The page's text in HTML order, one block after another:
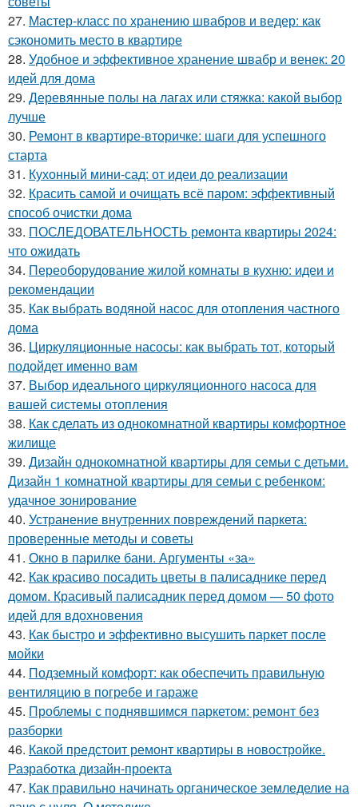
27. Мастер-класс по хранению швабров и ведер: как
сэкономить место в квартире
28. Удобное и эффективное хранение швабр и венек: 20
идей для дома
29. Деревянные полы на лагах или стяжка: какой выбор
лучше
30. Ремонт в квартире-вторичке: шаги для успешного
старта
31. Кухонный мини-сад: от идеи до реализации
32. Красить самой и очищать всё паром: эффективный
способ очистки дома
33. ПОСЛЕДОВАТЕЛЬНОСТЬ ремонта квартиры 2024:
что ожидать
34. Переоборудование жилой комнаты в кухню: идеи и
рекомендации
35. Как выбрать водяной насос для отопления частного
дома
36. Циркуляционные насосы: как выбрать тот, который
подойдет именно вам
37. Выбор идеального циркуляционного насоса для
вашей системы отопления
38. Как сделать из однокомнатной квартиры комфортное
жилище
39. Дизайн однокомнатной квартиры для семьи с детьми.
Дизайн 1 комнатной квартиры для семьи с ребенком:
удачное зонирование
40. Устранение внутренних повреждений паркета:
проверенные методы и советы
41. Окно в парилке бани. Аргументы «за»
42. Как красиво посадить цветы в палисаднике перед
домом. Красивый палисадник перед домом — 50 фото
идей для вдохновения
43. Как быстро и эффективно высушить паркет после
мойки
44. Подземный комфорт: как обеспечить правильную
вентиляцию в погребе и гараже
45. Проблемы с поднявшимся паркетом: ремонт без
разборки
46. Какой предстоит ремонт квартиры в новостройке.
Разработка дизайн-проекта
47. Как правильно начинать органическое земледелие на